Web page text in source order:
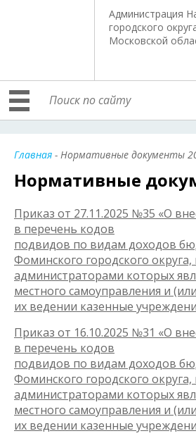
Администрация
городского
Московской
Главная - Нормативные документы
Нормативные
Приказ от 27.11.2025 №35 «О
в перечень кодов
подвидов по видам доходов
Фоминского городского
администраторами которых
местного самоуправления и
их ведении казенные
Приказ от 16.10.2025 №31 «О
в перечень кодов
подвидов по видам доходов
Фоминского городского
администраторами которых
местного самоуправления и
их ведении казенные